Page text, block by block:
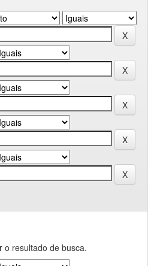
o resultado de busca.